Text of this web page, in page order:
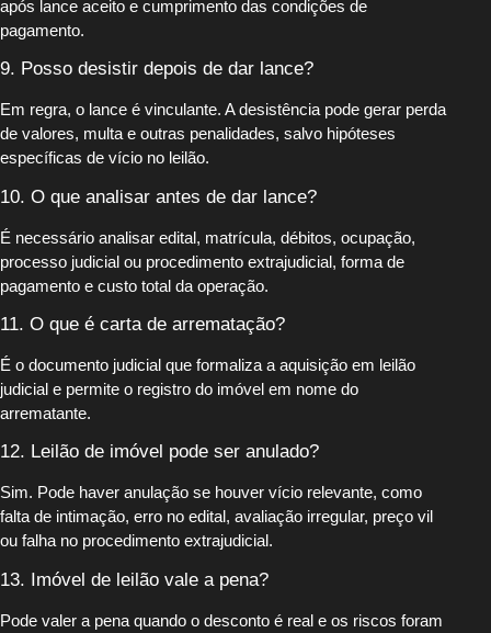
após lance aceito e cumprimento das condições de
pagamento.
9. Posso desistir depois de dar lance?
Em regra, o lance é vinculante. A desistência pode gerar perda
de valores, multa e outras penalidades, salvo hipóteses
específicas de vício no leilão.
10. O que analisar antes de dar lance?
É necessário analisar edital, matrícula, débitos, ocupação,
processo judicial ou procedimento extrajudicial, forma de
pagamento e custo total da operação.
11. O que é carta de arrematação?
É o documento judicial que formaliza a aquisição em leilão
judicial e permite o registro do imóvel em nome do
arrematante.
12. Leilão de imóvel pode ser anulado?
Sim. Pode haver anulação se houver vício relevante, como
falta de intimação, erro no edital, avaliação irregular, preço vil
ou falha no procedimento extrajudicial.
13. Imóvel de leilão vale a pena?
Pode valer a pena quando o desconto é real e os riscos foram